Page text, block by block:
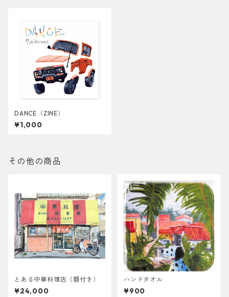
DANCE（ZINE）
¥1,000
その他の商品
とある中華料理店（額付き）
¥24,000
ハンドタオル
¥900